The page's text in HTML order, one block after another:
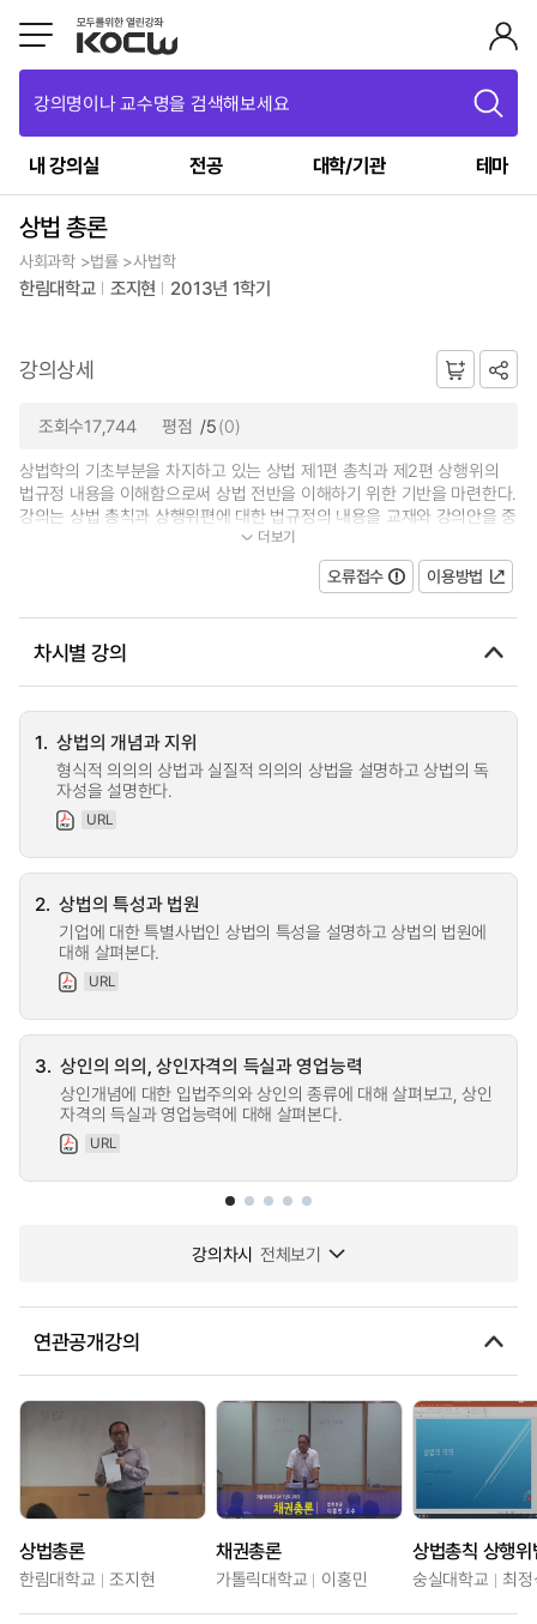
강의명이나 교수명을 검색해보세요
내 강의실 전공 대학/기관 테마
상법 총론
사회과학 >법률 >사법학
한림대학교 조지현 2013년 1학기
강의상세
조회수17,744 평점 /5(0)
상법학의 기초부분을 차지하고 있는 상법 제1편 총칙과 제2편 상행위의
법규정 내용을 이해함으로써 상법 전반을 이해하기 위한 기반을 마련한다.
강의는 상법 총칙과 상행위편에 대한 법규정의 내용을 교재와 강의안을 중
심으로 이해하고 이와 관련된 판례...더보기
오류접수 이용방법
차시별 강의
1. 상법의 개념과 지위
형식적 의의의 상법과 실질적 의의의 상법을 설명하고 상법의 독
자성을 설명한다.
URL
2. 상법의 특성과 법원
기업에 대한 특별사법인 상법의 특성을 설명하고 상법의 법원에
대해 살펴본다.
URL
3. 상인의 의의, 상인자격의 득실과 영업능력
상인개념에 대한 입법주의와 상인의 종류에 대해 살펴보고, 상인
자격의 득실과 영업능력에 대해 살펴본다.
URL
강의차시 전체보기
연관공개강의
상법총론
한림대학교 조지현
채권총론
가톨릭대학교 이홍민
상법총칙 상행위
숭실대학교 최